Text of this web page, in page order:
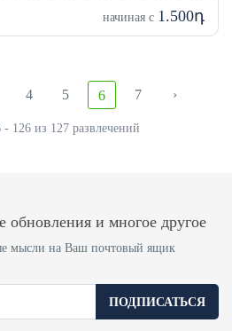
начиная с 1.500դ
4 5 6 7 ›
126 из 127 развлечений
обновления и многое другое
мысли на Ваш почтовый ящик
ПОДПИСАТЬСЯ